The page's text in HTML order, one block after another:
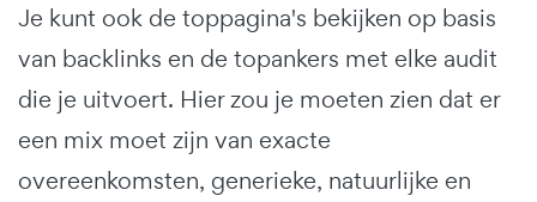
Je kunt ook de toppagina's bekijken op basis
van backlinks en de topankers met elke audit
die je uitvoert. Hier zou je moeten zien dat er
een mix moet zijn van exacte
overeenkomsten, generieke, natuurlijke en